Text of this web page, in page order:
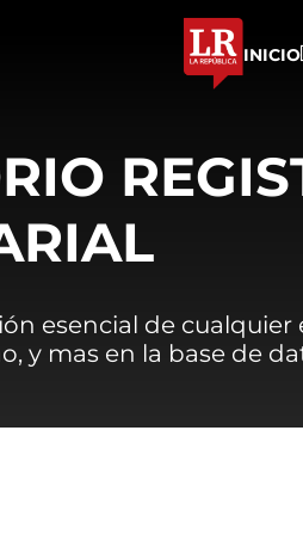
INICIO
esencial de
y mas en la base de